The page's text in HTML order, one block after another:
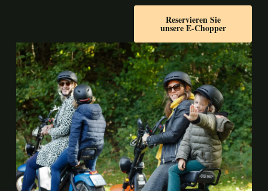
Reservieren Sie
unsere E-Chopper